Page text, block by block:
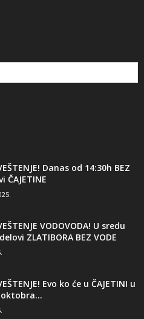
Danas od 14:30h BEZ
ČAJETINE
VODOVODA! U sredu
ZLATIBORA BEZ VODE
Evo ko će u ČAJETINI u